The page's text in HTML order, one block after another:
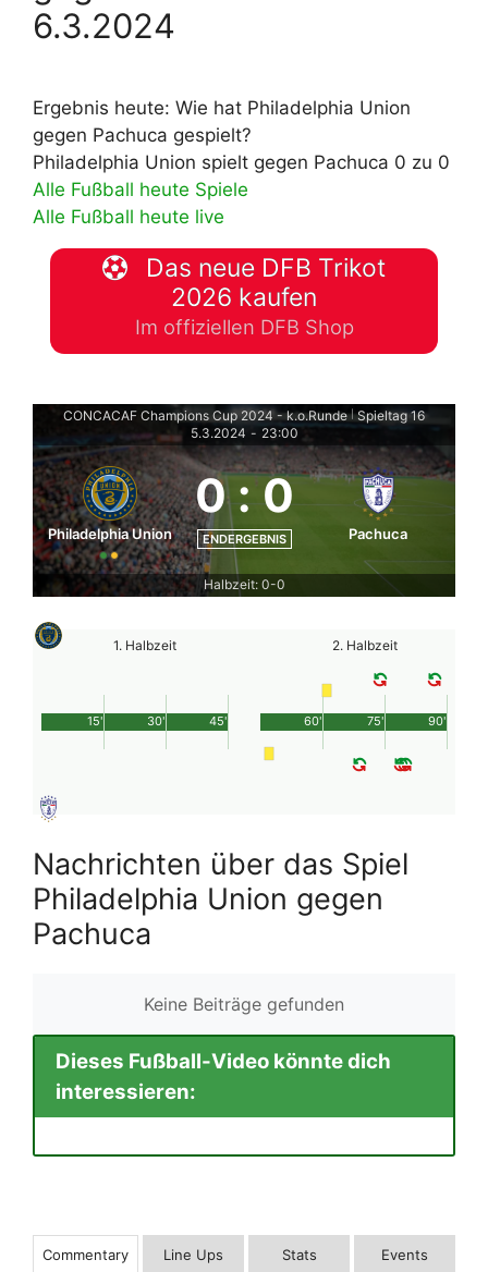
6.3.2024
Ergebnis heute: Wie hat Philadelphia Union
gegen Pachuca gespielt?
Philadelphia Union spielt gegen Pachuca 0 zu 0
Alle Fußball heute Spiele
Alle Fußball heute live
Das neue DFB Trikot
2026 kaufen
Im offiziellen DFB Shop
CONCACAF Champions Cup 2024 - k.o.Runde | Spieltag 16
5.3.2024 - 23:00
Philadelphia Union
0: 0
ENDERGEBNIS Pachuca
Halbzeit: 0-0
1. Halbzeit
45'
15' 30'
2. Halbzeit
90'
60' 75'
Nachrichten über das Spiel
Philadelphia Union gegen
Pachuca
Keine Beiträge gefunden
Dieses Fußball-Video könnte dich
interessieren:
Commentary Line Ups Stats Events